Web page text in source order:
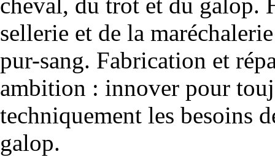
cheval, du trot et du galop.
sellerie et de la
pur-sang. Fabrication et
ambition : innover pour
techniquement les besoins
galop.